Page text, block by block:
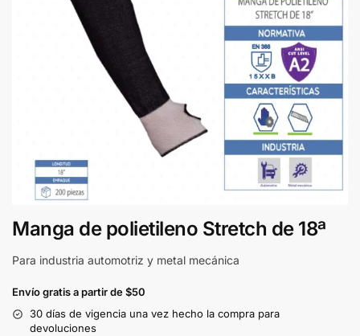
Manga de polietileno Stretch de 18ª
Para industria automotriz y metal mecánica
Envío gratis a partir de $50
30 días de vigencia una vez hecho la compra para
devoluciones